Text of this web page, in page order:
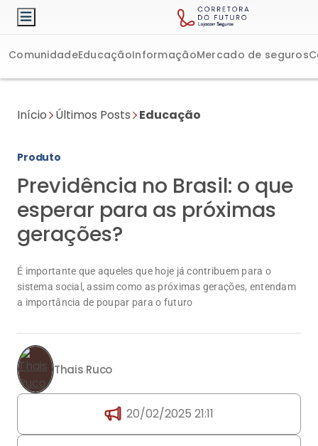
ComunidadeEducaçãoInformaçãoMercado de seguros
Início Últimos Posts Educação
Produto
Previdência no Brasil: o que
esperar para as próximas
gerações?
É importante que aqueles que hoje já contribuem para o
sistema social, assim como as próximas gerações, entendam
a importância de poupar para o futuro
Thais Ruco
20/02/2025 21:11